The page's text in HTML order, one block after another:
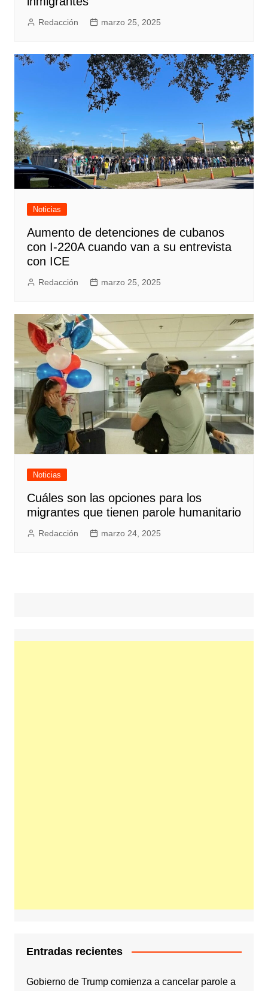
Redacción marzo 25, 2025
Noticias
Aumento de detenciones de cubanos
con I-220A cuando van a su entrevista
con ICE
Redacción marzo 25, 2025
Noticias
Cuáles son las opciones para los
migrantes que tienen parole humanitario
Redacción marzo 24, 2025
Entradas recientes
Gobierno de Trump comienza a cancelar parole a